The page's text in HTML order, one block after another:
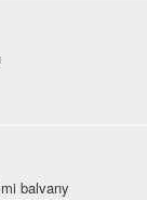
balvany